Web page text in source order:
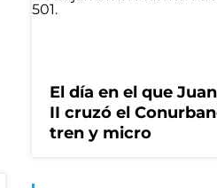
El día en el que
II cruzó el
tren y micro